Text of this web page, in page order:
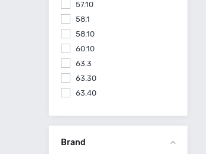
57.10
58.1
58.10
60.10
63.3
63.30
63.40
66.5
Brand